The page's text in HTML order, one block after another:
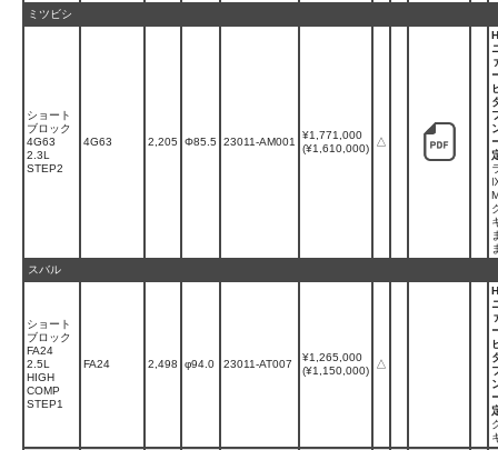
ミツビシ
ショート
ブロック
4G63
2.3L
STEP2
4G63 2,205 Φ85.5 23011-AM001
¥1,771,000
(¥1,610,000)
△
スバル
ショート
ブロック
FA24
2.5L
HIGH
COMP
STEP1
FA24 2,498 φ94.0 23011-AT007
¥1,265,000
(¥1,150,000)
△